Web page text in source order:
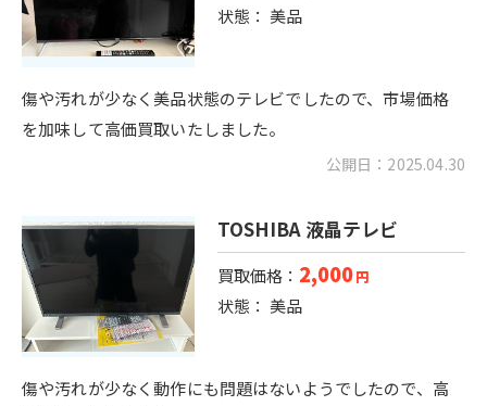
状態： 美品
傷や汚れが少なく美品状態のテレビでしたので、市場価格
を加味して高価買取いたしました。
公開日：2025.04.30
TOSHIBA 液晶テレビ
買取価格： 2,000円
状態： 美品
傷や汚れが少なく動作にも問題はないようでしたので、高